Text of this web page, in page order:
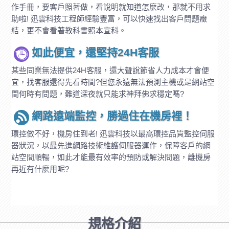
作手冊，要客戶照著做，看說明就知道怎麼改，那就不用求
助啦! 迅雲科技工程師經驗豐富，可以快速找出客戶問題癥
結，更不會看著教科書照本宣科。
如此便宜，還堅持24H客服
某些同業無法提供24H客服，還大聲說節省人力成本才會便
宜，找客服還得先看時間?但您永遠無法預測主機或是網站空
間何時有問題，難道深夜就只能求神拜佛求穩定嗎?
網路遠端監控，勝過住在機房裡！
環控做不好，機房住到老! 迅雲科技以最高環控品質監控伺服
器狀況，以最先進網路技術維護伺服器運作，保障客戶的網
站空間順暢，如此才能最有效率的預防或解決問題，離機房
再近有什麼用呢?
規格介紹